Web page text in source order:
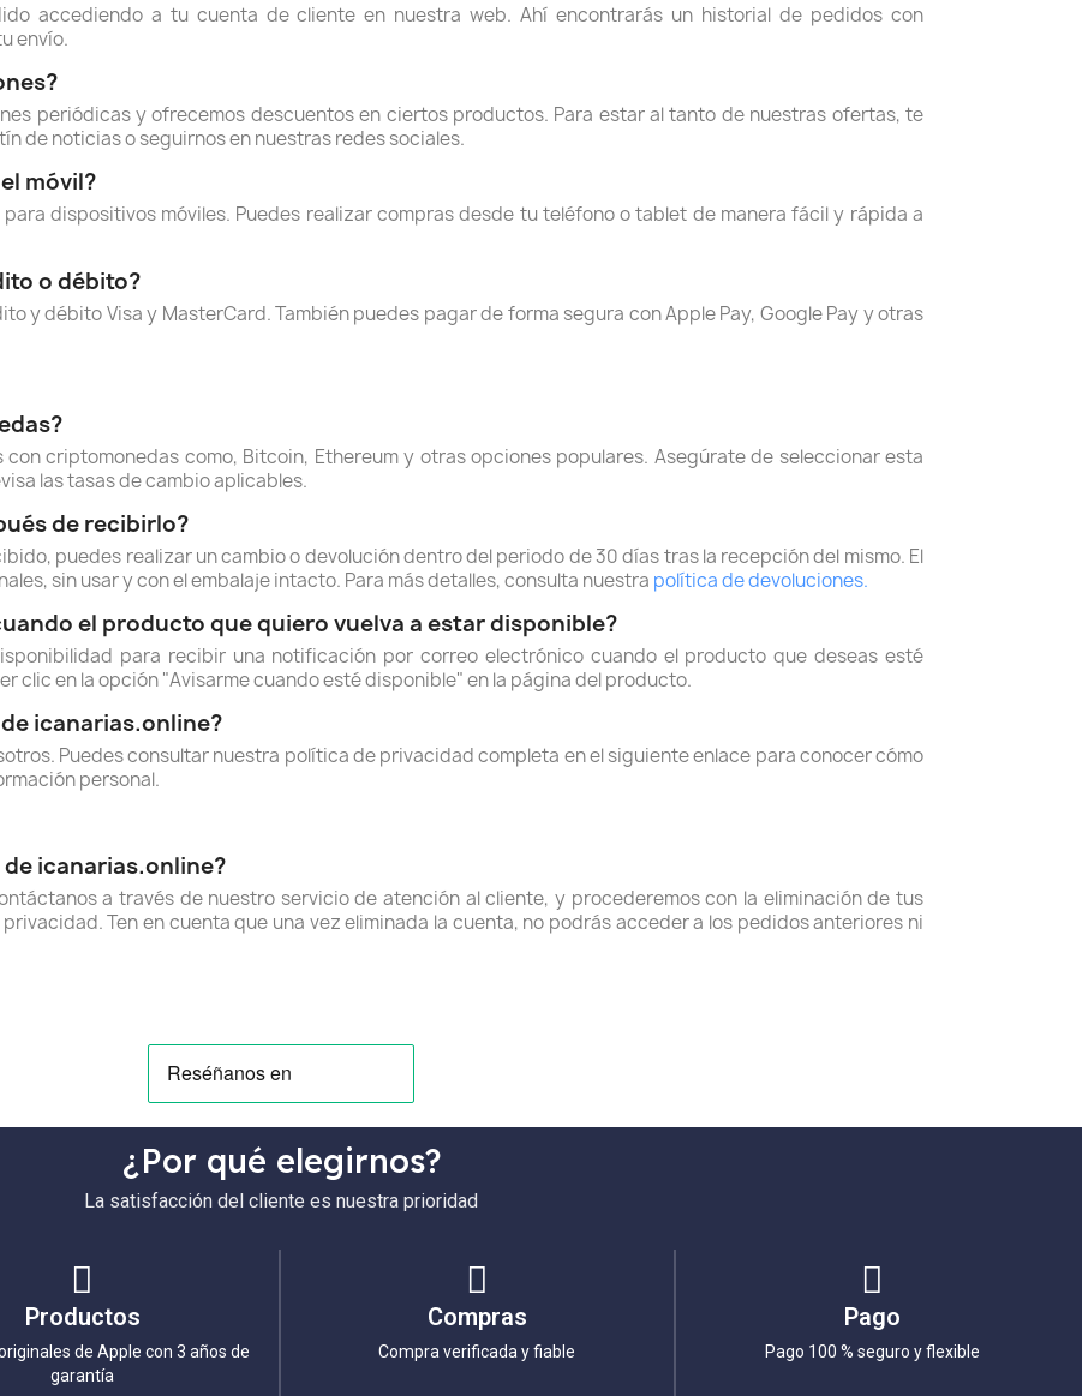
accediendo a tu cuenta de cliente en nuestra web. Ahí encontrarás un historial de pedidos con
envío.
periódicas y ofrecemos descuentos en ciertos productos. Para estar al tanto de nuestras ofertas, te
de noticias o seguirnos en nuestras redes sociales.
móvil?
dispositivos móviles. Puedes realizar compras desde tu teléfono o tablet de manera fácil y rápida a
o débito?
y débito Visa y MasterCard. También puedes pagar de forma segura con Apple Pay, Google Pay y otras
criptomonedas como, Bitcoin, Ethereum y otras opciones populares. Asegúrate de seleccionar esta
las tasas de cambio aplicables.
de recibirlo?
puedes realizar un cambio o devolución dentro del periodo de 30 días tras la recepción del mismo. El
sin usar y con el embalaje intacto. Para más detalles, consulta nuestra política de devoluciones.
el producto que quiero vuelva a estar disponible?
para recibir una notificación por correo electrónico cuando el producto que deseas esté
clic en la opción "Avisarme cuando esté disponible" en la página del producto.
icanarias.online?
Puedes consultar nuestra política de privacidad completa en el siguiente enlace para conocer cómo
personal.
icanarias.online?
a través de nuestro servicio de atención al cliente, y procederemos con la eliminación de tus
Ten en cuenta que una vez eliminada la cuenta, no podrás acceder a los pedidos anteriores ni
¿Por qué elegirnos?
La satisfacción del cliente es nuestra prioridad
Productos
de Apple con 3 años de
garantía
Compras
Compra verificada y fiable
Pago
Pago 100 % seguro y flexible